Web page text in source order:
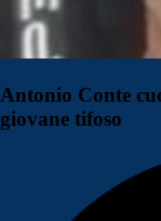
Antonio Conte
giovane tifoso